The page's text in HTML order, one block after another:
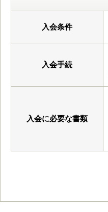
入会条件
入会手続
入会に必要な書類